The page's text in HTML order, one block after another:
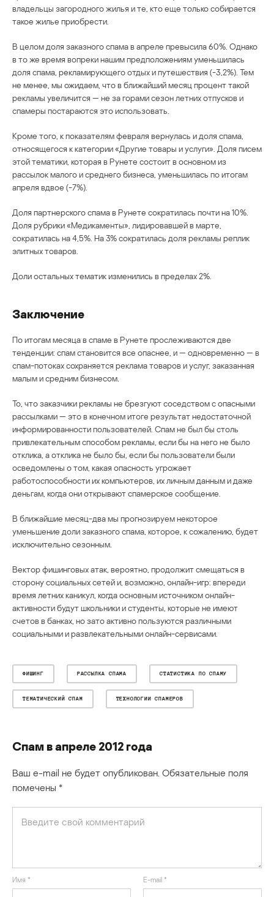
владельцы загородного жилья и те, кто еще только собирается
такое жилье приобрести.
В целом доля заказного спама в апреле превысила 60%. Однако
в то же время вопреки нашим предположениям уменьшилась
доля спама, рекламирующего отдых и путешествия (-3,2%). Тем
не менее, мы ожидаем, что в ближайший месяц процент такой
рекламы увеличится — не за горами сезон летних отпусков и
спамеры постараются это использовать.
Кроме того, к показателям февраля вернулась и доля спама,
относящегося к категории «Другие товары и услуги». Доля писем
этой тематики, которая в Рунете состоит в основном из
рассылок малого и среднего бизнеса, уменьшилась по итогам
апреля вдвое (-7%).
Доля партнерского спама в Рунете сократилась почти на 10%.
Доля рубрики «Медикаменты», лидировавшей в марте,
сократилась на 4,5%. На 3% сократилась доля рекламы реплик
элитных товаров.
Доли остальных тематик изменились в пределах 2%.
Заключение
По итогам месяца в спаме в Рунете прослеживаются две
тенденции: спам становится все опаснее, и — одновременно — в
спам-потоках сохраняется реклама товаров и услуг, заказанная
малым и средним бизнесом.
То, что заказчики рекламы не брезгуют соседством с опасными
рассылками — это в конечном итоге результат недостаточной
информированности пользователей. Спам не был бы столь
привлекательным способом рекламы, если бы на него не было
отклика, а отклика не было бы, если бы пользователи были
осведомлены о том, какая опасность угрожает
работоспособности их компьютеров, их личным данным и даже
деньгам, когда они открывают спамерское сообщение.
В ближайшие месяц-два мы прогнозируем некоторое
уменьшение доли заказного спама, которое, к сожалению, будет
исключительно сезонным.
Вектор фишинговых атак, вероятно, продолжит смещаться в
сторону социальных сетей и, возможно, онлайн-игр: впереди
время летних каникул, когда основным источником онлайн-
активности будут школьники и студенты, которые не имеют
счетов в банках, но зато активно пользуются различными
социальными и развлекательными онлайн-сервисами.
ФИШИНГ РАССЫЛКА СПАМА СТАТИСТИКА ПО СПАМУ
ТЕМАТИЧЕСКИЙ СПАМ ТЕХНОЛОГИИ СПАМЕРОВ
Спам в апреле 2012 года
Ваш e-mail не будет опубликован. Обязательные поля
помечены *
Имя * E-mail *